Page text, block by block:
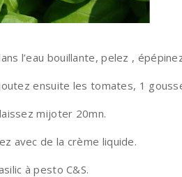
l’eau bouillante, pelez ,
ensuite les tomates, 1
mijoter 20mn.
avec de la crème liquide.
à pesto C&S.